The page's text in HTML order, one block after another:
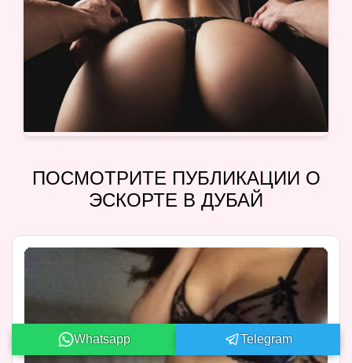
ПОСМОТРИТЕ ПУБЛИКАЦИИ О
ЭСКОРТЕ В ДУБАЙ
Whatsapp Telegram